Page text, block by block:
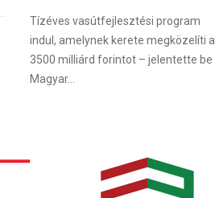
Tízéves vasútfejlesztési program
indul, amelynek kerete megközelíti a
3500 milliárd forintot – jelentette be
Magyar...